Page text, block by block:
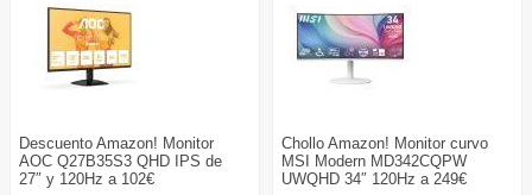
Descuento Amazon! Monitor
AOC Q27B35S3 QHD IPS de
27″ y 120Hz a 102€
Chollo Amazon! Monitor curvo
MSI Modern MD342CQPW
UWQHD 34″ 120Hz a 249€